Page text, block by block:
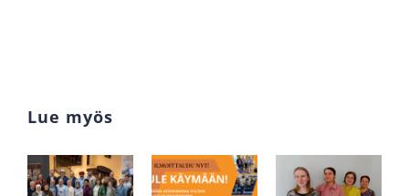
Lue myös